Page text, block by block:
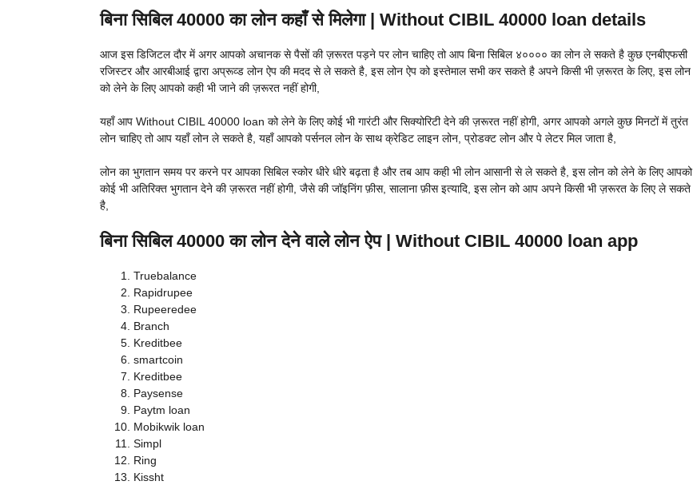
बिना सिबिल 40000 का लोन कहाँ से मिलेगा | Without CIBIL 40000 loan details
आज इस डिजिटल दौर में अगर आपको अचानक से पैसों की ज़रूरत पड़ने पर लोन चाहिए तो आप बिना सिबिल ४०००० का लोन ले सकते है कुछ एनबीएफसी
रजिस्टर और आरबीआई द्वारा अप्रूव्ड लोन ऐप की मदद से ले सकते है, इस लोन ऐप को इस्तेमाल सभी कर सकते है अपने किसी भी ज़रूरत के लिए, इस लोन
को लेने के लिए आपको कही भी जाने की ज़रूरत नहीं होगी,
यहाँ आप Without CIBIL 40000 loan को लेने के लिए कोई भी गारंटी और सिक्योरिटी देने की ज़रूरत नहीं होगी, अगर आपको अगले कुछ मिनटों में तुरंत
लोन चाहिए तो आप यहाँ लोन ले सकते है, यहाँ आपको पर्सनल लोन के साथ क्रेडिट लाइन लोन, प्रोडक्ट लोन और पे लेटर मिल जाता है,
लोन का भुगतान समय पर करने पर आपका सिबिल स्कोर धीरे धीरे बढ़ता है और तब आप कही भी लोन आसानी से ले सकते है, इस लोन को लेने के लिए आपको
कोई भी अतिरिक्त भुगतान देने की ज़रूरत नहीं होगी, जैसे की जॉइनिंग फ़ीस, सालाना फ़ीस इत्यादि, इस लोन को आप अपने किसी भी ज़रूरत के लिए ले सकते
है,
बिना सिबिल 40000 का लोन देने वाले लोन ऐप | Without CIBIL 40000 loan app
Truebalance
Rapidrupee
Rupeeredee
Branch
Kreditbee
smartcoin
Kreditbee
Paysense
Paytm loan
Mobikwik loan
Simpl
Ring
Kissht